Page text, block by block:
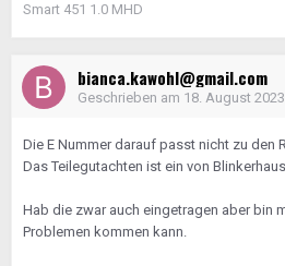
Smart 451 1.0 MHD
bianca.kawohl@gmail.com
Geschrieben am 18. August 2023
Die E Nummer darauf passt nicht zu den
Das Teilegutachten ist ein von
Hab die zwar auch eingetragen aber bin
Problemen kommen kann.